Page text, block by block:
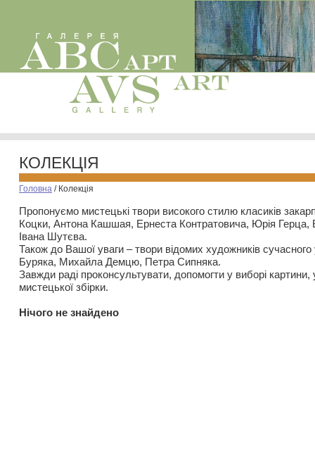
КОЛЕКЦІЯ
Головна / Колекція
Пропонуємо мистецькі твори високого стилю класиків
Коцки, Антона Кашшая, Ернеста Контратовича, Юрія
Івана Шутєва.
Також до Вашої уваги – твори відомих художників
Буряка, Михайла Демцю, Петра Сипняка.
Завжди раді проконсультувати, допомогти у виборі картини,
мистецької збірки.
Нiчого не знайдено